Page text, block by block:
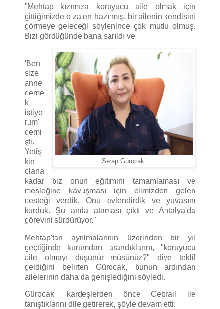
"Mehtap kızımıza koruyucu aile olmak için
gittiğimizde o zaten hazırmış, bir ailenin kendisini
görmeye geleceği söylenince çok mutlu olmuş.
Bizi gördüğünde bana sarıldı ve
Serap Gürocak.
'Ben
size
anne
deme
k
istiyo
rum'
demi
şti.
Yetiş
kin
olana
kadar biz onun eğitimini tamamlaması ve
mesleğine kavuşması için elimizden gelen
desteği verdik. Onu evlendirdik ve yuvasını
kurduk. Şu anda ataması çıktı ve Antalya'da
görevini sürdürüyor."
Mehtap'tan ayrılmalarının üzerinden bir yıl
geçtiğinde kurumdan arandıklarını, "koruyucu
aile olmayı düşünür müsünüz?" diye teklif
geldiğini belirten Gürocak, bunun ardından
ailelerinin daha da genişlediğini söyledi.
Gürocak, kardeşlerden önce Cebrail ile
tanıştıklarını dile getirerek, şöyle devam etti: